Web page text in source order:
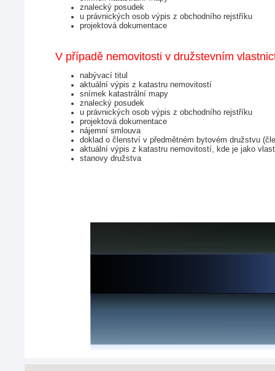
znalecký posudek
u právnických osob výpis z obchodního rejstříku
projektová dokumentace
V případě nemovitosti v družstevním
nabývací titul
aktuální výpis z katastru nemovitostí
snímek katastrální mapy
znalecký posudek
u právnických osob výpis z obchodního rejstříku
projektová dokumentace
nájemní smlouva
doklad o členství v předmětném bytovém družstvu
aktuální výpis z katastru nemovitostí, kde je jako
stanovy družstva